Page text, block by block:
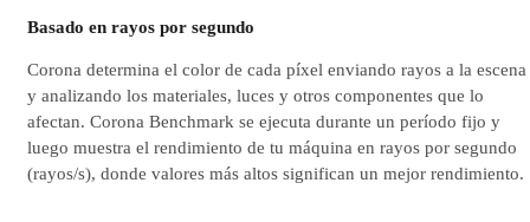
Basado en rayos por segundo
Corona determina el color de cada píxel enviando rayos a la escena
y analizando los materiales, luces y otros componentes que lo
afectan. Corona Benchmark se ejecuta durante un período fijo y
luego muestra el rendimiento de tu máquina en rayos por segundo
(rayos/s), donde valores más altos significan un mejor rendimiento.